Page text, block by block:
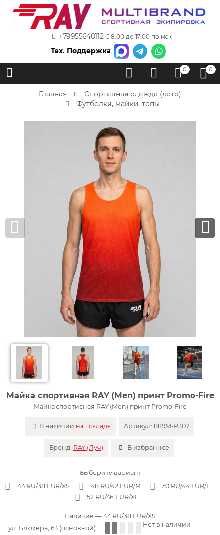
+79955640112 С 8:00 до 17:00 по мск
Тех. Поддержка:
0 0
Главная
Спортивная одежда (лето)
Футболки, майки, топы
Майка спортивная RAY (Men) принт Promo-Fire
Майка спортивная RAY (Men) принт Promo-Fire
В наличии на 1 складе Артикул:889M-P307
Бренд: RAY (Луч) В избранное
Выберите вариант
44 RU/38 EUR/XS
48 RU/42 EUR/M
50 RU/44 EUR/L
52 RU/46 EUR/XL
Наличие — 44 RU/38 EUR/XS
ул. Блюхера, 63 (основной)
Нет в наличии